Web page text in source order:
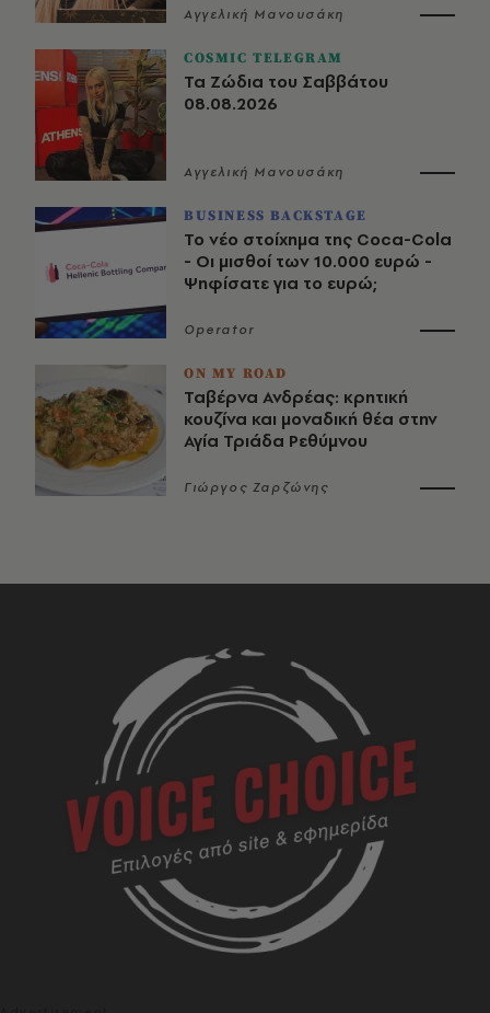
Αγγελική Μανουσάκη
COSMIC TELEGRAM
Τα Ζώδια του Σαββάτου
08.08.2026
Αγγελική Μανουσάκη
BUSINESS BACKSTAGE
Το νέο στοίχημα της Coca-Cola
- Οι μισθοί των 10.000 ευρώ -
Ψηφίσατε για το ευρώ;
Operator
ON MY ROAD
Ταβέρνα Ανδρέας: κρητική
κουζίνα και μοναδική θέα στην
Αγία Τριάδα Ρεθύμνου
Γιώργος Ζαρζώνης